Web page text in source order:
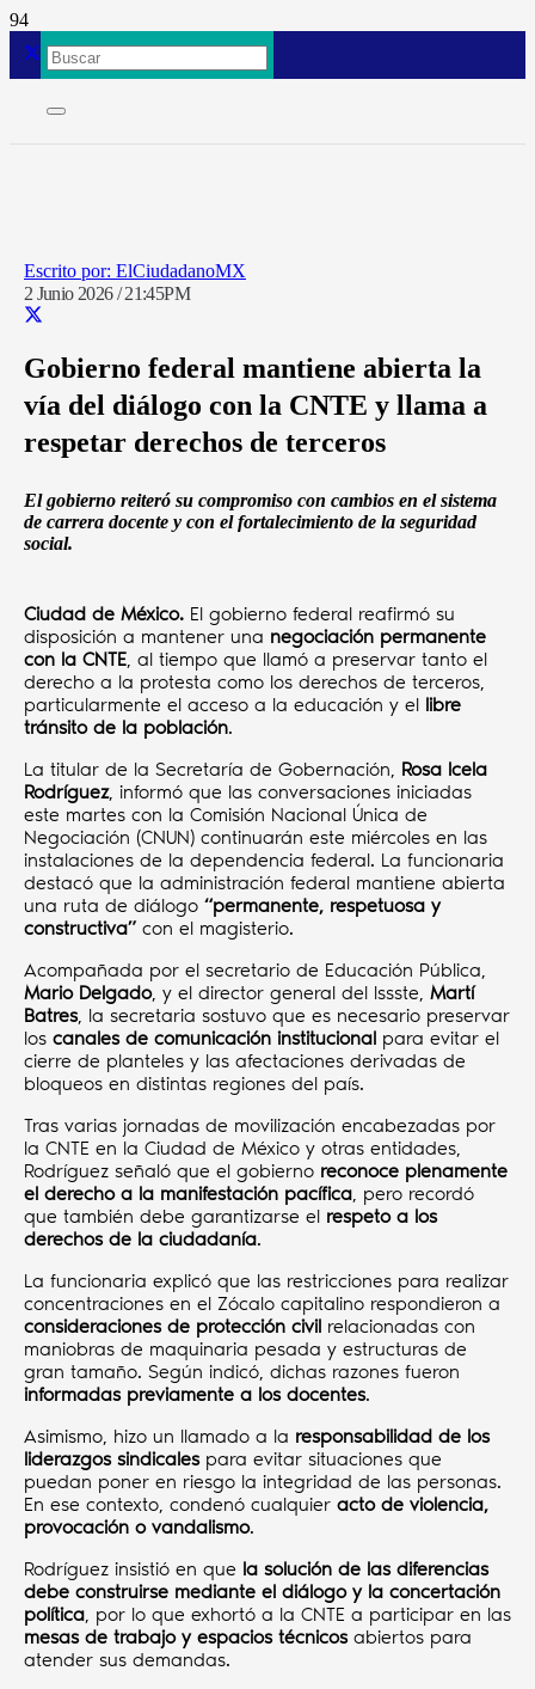
ElCiudadanoMX
2 Junio 2026 / 21:45PM
Gobierno federal mantiene abierta la
vía del diálogo con la CNTE y llama a
respetar derechos de terceros
El gobierno reiteró su compromiso con cambios en el sistema
de carrera docente y con el fortalecimiento de la seguridad
social.
Ciudad de México. El gobierno federal reafirmó su
disposición a mantener una negociación permanente
con la CNTE, al tiempo que llamó a preservar tanto el
derecho a la protesta como los derechos de terceros,
particularmente el acceso a la educación y el libre
tránsito de la población.
La titular de la Secretaría de Gobernación, Rosa Icela
Rodríguez, informó que las conversaciones iniciadas
este martes con la Comisión Nacional Única de
Negociación (CNUN) continuarán este miércoles en las
instalaciones de la dependencia federal. La funcionaria
destacó que la administración federal mantiene abierta
una ruta de diálogo “permanente, respetuosa y
constructiva” con el magisterio.
Acompañada por el secretario de Educación Pública,
Mario Delgado, y el director general del Issste, Martí
Batres, la secretaria sostuvo que es necesario preservar
los canales de comunicación institucional para evitar el
cierre de planteles y las afectaciones derivadas de
bloqueos en distintas regiones del país.
Tras varias jornadas de movilización encabezadas por
la CNTE en la Ciudad de México y otras entidades,
Rodríguez señaló que el gobierno reconoce plenamente
el derecho a la manifestación pacífica, pero recordó
que también debe garantizarse el respeto a los
derechos de la ciudadanía.
La funcionaria explicó que las restricciones para realizar
concentraciones en el Zócalo capitalino respondieron a
consideraciones de protección civil relacionadas con
maniobras de maquinaria pesada y estructuras de
gran tamaño. Según indicó, dichas razones fueron
informadas previamente a los docentes.
Asimismo, hizo un llamado a la responsabilidad de los
liderazgos sindicalespara evitar situaciones que
puedan poner en riesgo la integridad de las personas.
En ese contexto, condenó cualquier acto de violencia,
provocación o vandalismo.
Rodríguez insistió en que la solución de las diferencias
debe construirse mediante el diálogo y la concertación
política, por lo que exhortó a la CNTE a participar en las
mesas de trabajo y espacios técnicosabiertos para
atender sus demandas.